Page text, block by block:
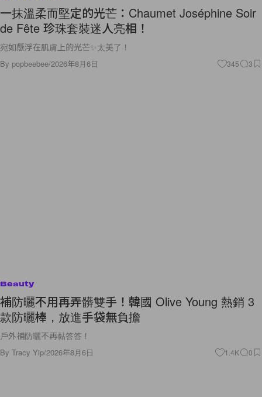
一抹溫柔而堅定的光芒：Chaumet Joséphine Soir
de Fête 珍珠套裝迷人亮相！
宛如懸浮在肌膚上的光芒✨太美了！
By popbeebee/2026年8月6日 345 3
Beauty
補防曬不用再弄髒雙手！韓國 Olive Young 熱銷 3
款防曬棒，放進手袋無負擔
戶外補防曬不再黏答答！
By Tracy Yip/2026年8月6日 1.4K 0